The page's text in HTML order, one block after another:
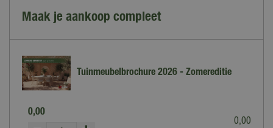
Maak je aankoop compleet
Tuinmeubelbrochure 2026 - Zomereditie
0,00
0,00